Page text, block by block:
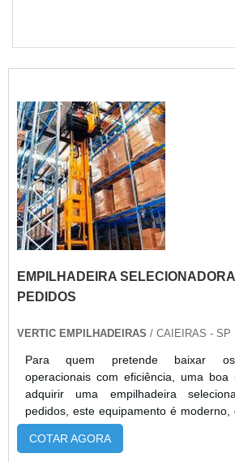
EMPILHADEIRA
PEDIDOS
VERTIC EMPILHADEIRAS / CAIEIRAS - SP
Para quem pretende baixar
operacionais com eficiência, uma boa
adquirir uma empilhadeira
pedidos, este equipamento é moderno,
e potente, o baixo consumo de
tecnologia de ponta estão
COTAR AGORA